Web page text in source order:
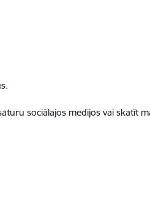
sociālajos medijos vai skatīt